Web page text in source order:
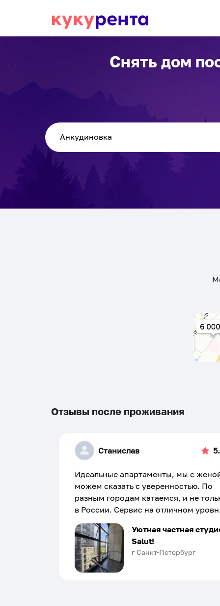
Снять дом
Отзывы после проживания
Станислав
Идеальные апартаменты, мы с
можем сказать с уверенностью. По
разным городам катаемся, и не
в России. Сервис на отличном
Хозяин апартаментов доброй души
человек, всегда можно
подскажет что как и почему.
Рекомендуем на 100% и вам, и
и сами будем приезжать еще...
Уютная частная
Salut!
г Санкт-Петербург